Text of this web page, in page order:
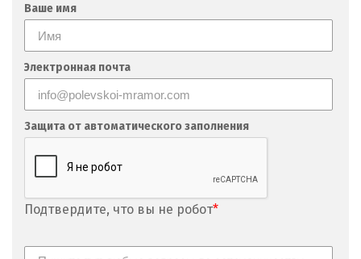
Ваше имя
Электронная почта
Защита от автоматического заполнения
Подтвердите, что вы не робот*